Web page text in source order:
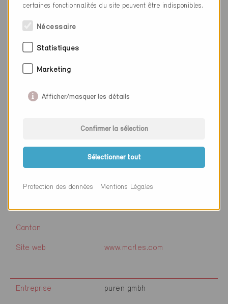
www.hartlhaus.at
Entreprise Marles Hise Marbor D.O.O.
NPA 2341
Lieu Limbuš
Canton
Site web www.marles.com
Entreprise puren gmbh
certaines fonctionnalités du site peuvent être indisponibles.
Nécessaire
Statistiques
Marketing
Afficher/masquer les détails
Confirmer la sélection
Sélectionner tout
Protection des données Mentions Légales